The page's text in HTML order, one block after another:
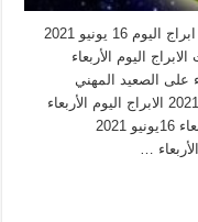
توقعات الأبراج حظك اليوم الأربعاء 16-6-2021 ابراج اليوم 16 يونيو 2021
اليوم الأربعاء
على الصعيد المهني
والعاطفي، برجك اليوم الأربعاء الأبراج اليومية 2021 الابراج اليوم الأربعاء
ماغى فرح 16 يونيو ماغي فرح أبراج اليوم الأربعاء 16يونيو 2021